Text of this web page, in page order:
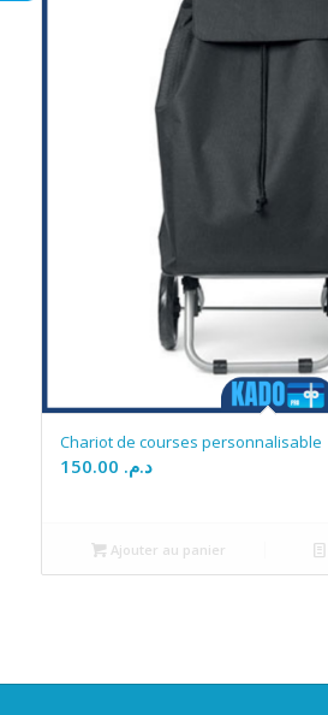
Chariot de courses personnalisable
د.م.
Ajouter au panier